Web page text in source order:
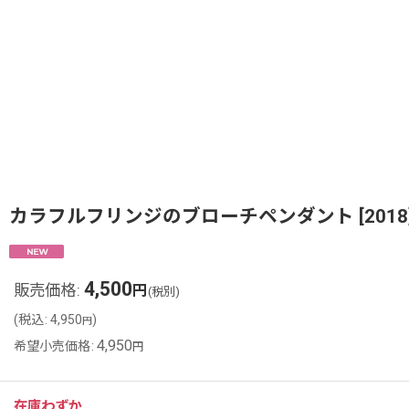
カラフルフリンジのブローチペンダント [2018
販売価格: 4,500 円 (税別)
(税込: 4,950 円 )
希望小売価格: 4,950 円